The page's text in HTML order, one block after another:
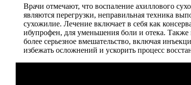
Врачи отмечают, что воспаление ахиллового
являются перегрузки, неправильная техника
сухожилие. Лечение включает в себя как
ибупрофен, для уменьшения боли и отека.
более серьезное вмешательство, включая
избежать осложнений и ускорить процесс